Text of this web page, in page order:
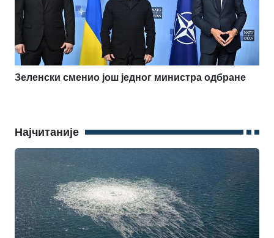
Зеленски сменио још једног министра одбране
Најчитаније